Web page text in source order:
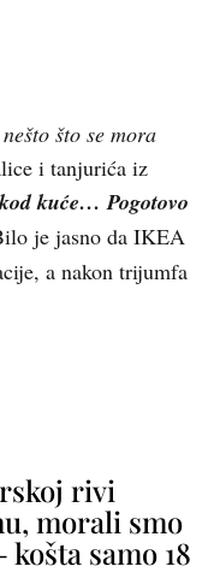
što se mora
i tanjurića iz
kuće… Pogotovo
je jasno da IKEA
a nakon trijumfa
rivi
morali smo
samo 18